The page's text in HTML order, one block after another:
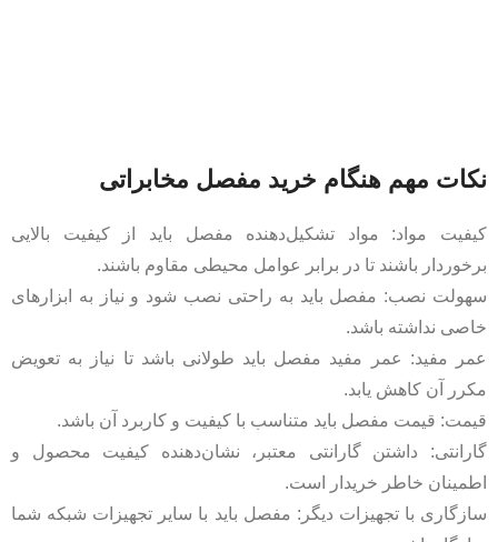
نکات مهم هنگام خرید مفصل مخابراتی
کیفیت مواد: مواد تشکیل‌دهنده مفصل باید از کیفیت بالایی
برخوردار باشند تا در برابر عوامل محیطی مقاوم باشند.
سهولت نصب: مفصل باید به راحتی نصب شود و نیاز به ابزارهای
خاصی نداشته باشد.
عمر مفید: عمر مفید مفصل باید طولانی باشد تا نیاز به تعویض
مکرر آن کاهش یابد.
قیمت: قیمت مفصل باید متناسب با کیفیت و کاربرد آن باشد.
گارانتی: داشتن گارانتی معتبر، نشان‌دهنده کیفیت محصول و
اطمینان خاطر خریدار است.
سازگاری با تجهیزات دیگر: مفصل باید با سایر تجهیزات شبکه شما